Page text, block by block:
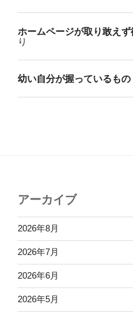
ホームページが取り敢え
り
幼い自分が握っているもの
アーカイブ
2026年8月
2026年7月
2026年6月
2026年5月